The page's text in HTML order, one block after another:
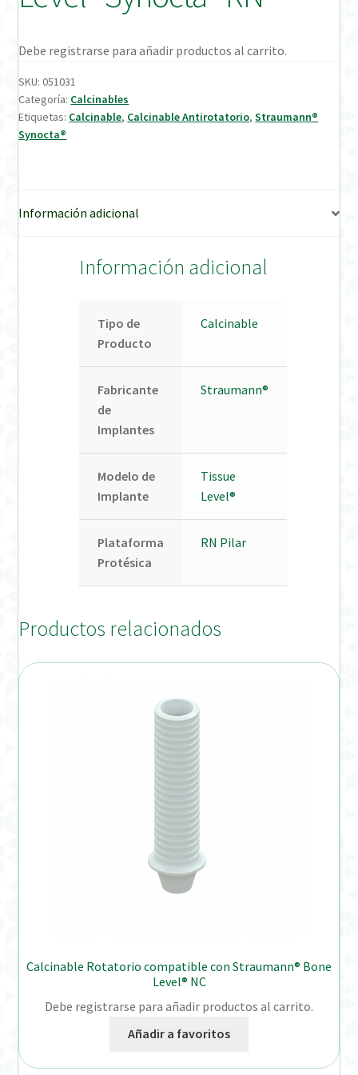
Welcome to DELTA Abutments | Tienda Online!
Debe registrarse para añadir productos al carrito.
SKU:051031
Categoría: Calcinables
Etiquetas: Calcinable, Calcinable Antirotatorio,Straumann®
Synocta®
Información adicional
Información adicional
Tipo de
Producto
Calcinable
Fabricante
de
Implantes
Straumann®
Modelo de
Implante
Tissue
Level®
Plataforma
Protésica
RN Pilar
Productos relacionados
Calcinable Rotatorio compatible con Straumann® Bone
Level® NC
Debe registrarse para añadir productos al carrito.
Añadir a favoritos